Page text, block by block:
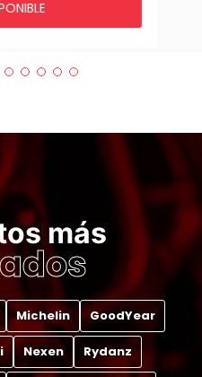
más
Michelin GoodYear
Nexen Rydanz